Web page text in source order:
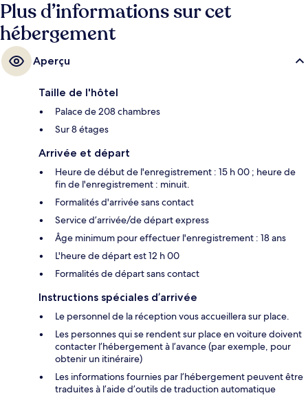
situent à une courte distance à pied : Station de métro Alma - Marceau
est à 5 min et Station de métro Franklin D. Roosevelt, à 5 min.
Plus d’informations sur cet
hébergement
Aperçu
Taille de l'hôtel
Palace de 208 chambres
Sur 8 étages
Arrivée et départ
Heure de début de l'enregistrement : 15 h 00 ; heure de
fin de l'enregistrement : minuit.
Formalités d'arrivée sans contact
Service d’arrivée/de départ express
Âge minimum pour effectuer l'enregistrement : 18 ans
L'heure de départ est 12 h 00
Formalités de départ sans contact
Instructions spéciales d’arrivée
Le personnel de la réception vous accueillera sur place.
Les personnes qui se rendent sur place en voiture doivent
contacter l’hébergement à l’avance (par exemple, pour
obtenir un itinéraire)
Les informations fournies par l’hébergement peuvent être
traduites à l’aide d’outils de traduction automatique